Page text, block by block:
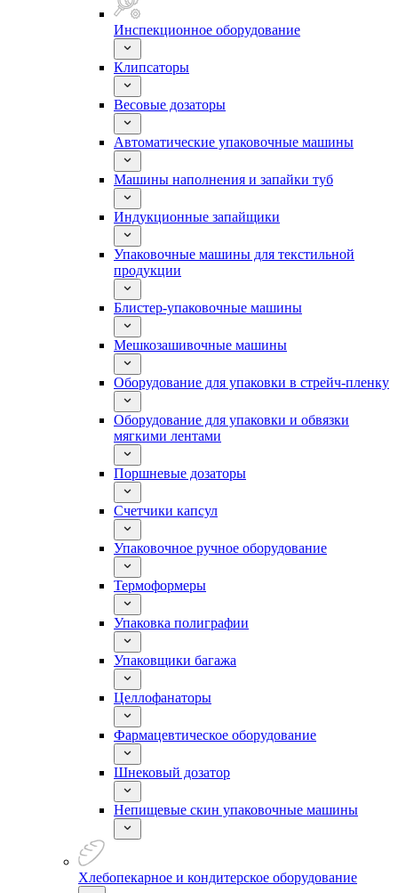
Инспекционное оборудование
Клипсаторы
Весовые дозаторы
Автоматические упаковочные машины
Машины наполнения и запайки туб
Индукционные запайщики
Упаковочные машины для текстильной
продукции
Блистер-упаковочные машины
Мешкозашивочные машины
Оборудование для упаковки в стрейч-пленку
Оборудование для упаковки и обвязки
мягкими лентами
Поршневые дозаторы
Счетчики капсул
Упаковочное ручное оборудование
Термоформеры
Упаковка полиграфии
Упаковщики багажа
Целлофанаторы
Фармацевтическое оборудование
Шнековый дозатор
Непищевые скин упаковочные машины
Хлебопекарное и кондитерское оборудование